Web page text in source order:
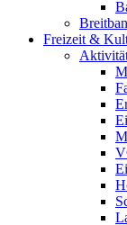
Freizeit &